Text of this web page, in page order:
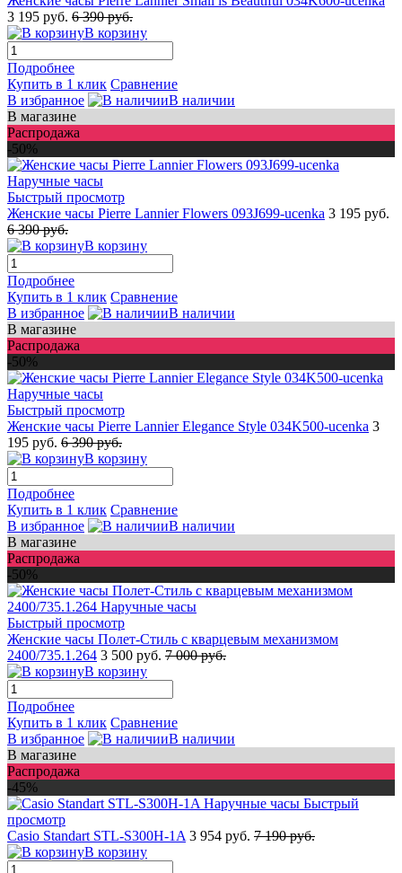
3 195 руб. 6 390 руб.
В корзину
Подробнее
Купить в 1 клик Сравнение
В избранное
В наличии
В магазине
Распродажа
-50%
Быстрый просмотр
Женские часы Pierre Lannier Flowers 093J699-ucenka 3 195 руб.
6 390 руб.
В корзину
Подробнее
Купить в 1 клик Сравнение
В избранное
В наличии
В магазине
Распродажа
-50%
Быстрый просмотр
Женские часы Pierre Lannier Elegance Style 034K500-ucenka 3
195 руб. 6 390 руб.
В корзину
Подробнее
Купить в 1 клик Сравнение
В избранное
В наличии
В магазине
Распродажа
-50%
Быстрый просмотр
Женские часы Полет-Стиль с кварцевым механизмом
2400/735.1.264 3 500 руб. 7 000 руб.
В корзину
Подробнее
Купить в 1 клик Сравнение
В избранное
В наличии
В магазине
Распродажа
-45%
Быстрый
просмотр
Casio Standart STL-S300H-1A 3 954 руб. 7 190 руб.
В корзину